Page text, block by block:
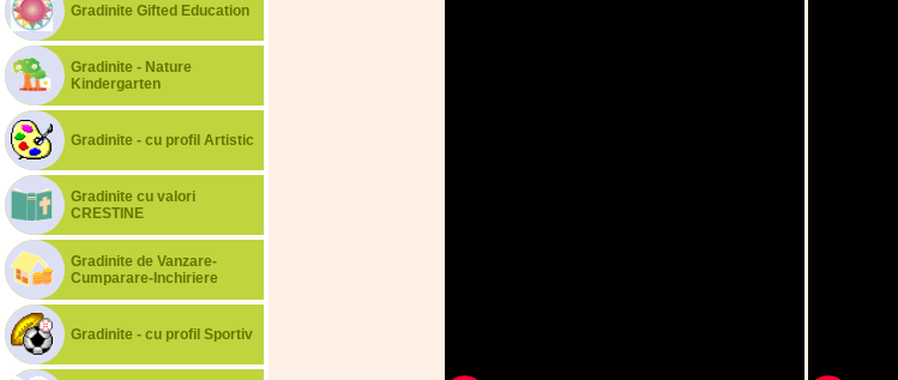
Gradinite Gifted Education
Gradinite - Nature
Kindergarten
Gradinite - cu profil Artistic
Gradinite cu valori
CRESTINE
Gradinite de Vanzare-
Cumparare-Inchiriere
Gradinite - cu profil Sportiv